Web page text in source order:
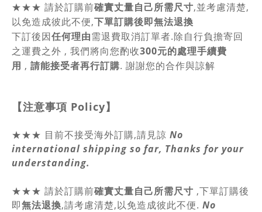
★★★ 請於訂購前確實丈量自己所需尺寸,並考慮清楚,
以免造成彼此不便,下單訂購後即無法退換
下訂後因任何理由需退費取消訂單者.除自行負擔寄回
之運費之外 , 我們將向您酌收300元的處理手續費
用 , 請能接受者再行訂購. 謝謝您的合作與諒解
【注意事項 Policy】
★★★ 目前不接受海外訂購,請見諒 No
international shipping so far, Thanks for your
understanding.
★★★ 請於訂購前確實丈量自己所需尺寸 ,下單訂購後
即無法退換,請考慮清楚,以免造成彼此不便. No